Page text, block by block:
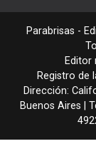
Parabrisas -
Editor
Registro de
Dirección:
Buenos Aires |